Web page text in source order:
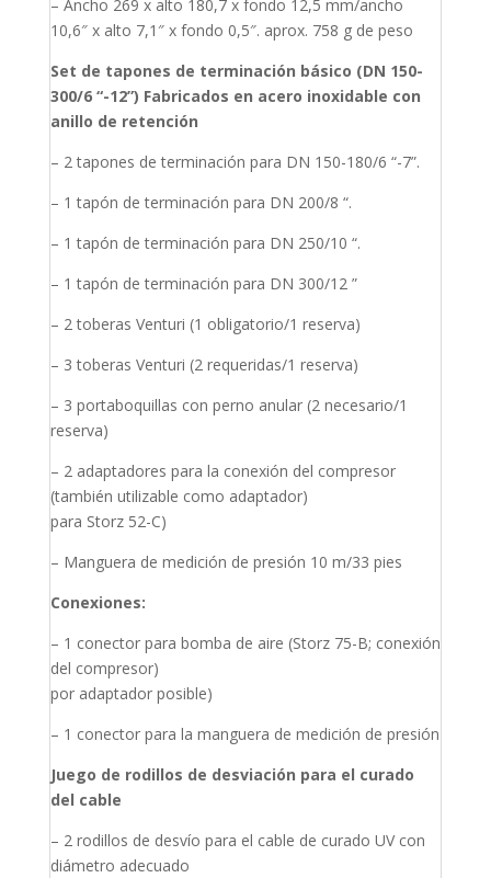
– Ancho 269 x alto 180,7 x fondo 12,5 mm/ancho
10,6″ x alto 7,1″ x fondo 0,5″. aprox. 758 g de peso
Set de tapones de terminación básico (DN 150-
300/6 “-12”) Fabricados en acero inoxidable con
anillo de retención
– 2 tapones de terminación para DN 150-180/6 “-7”.
– 1 tapón de terminación para DN 200/8 “.
– 1 tapón de terminación para DN 250/10 “.
– 1 tapón de terminación para DN 300/12 ”
– 2 toberas Venturi (1 obligatorio/1 reserva)
– 3 toberas Venturi (2 requeridas/1 reserva)
– 3 portaboquillas con perno anular (2 necesario/1
reserva)
– 2 adaptadores para la conexión del compresor
(también utilizable como adaptador)
para Storz 52-C)
– Manguera de medición de presión 10 m/33 pies
Conexiones:
– 1 conector para bomba de aire (Storz 75-B; conexión
del compresor)
por adaptador posible)
– 1 conector para la manguera de medición de presión
Juego de rodillos de desviación para el curado
del cable
– 2 rodillos de desvío para el cable de curado UV con
diámetro adecuado